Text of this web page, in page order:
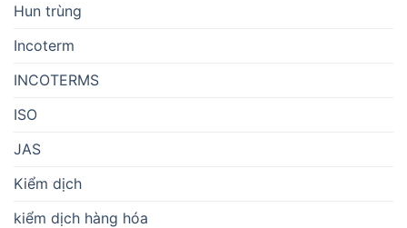
Hun trùng
Incoterm
INCOTERMS
ISO
JAS
Kiểm dịch
kiểm dịch hàng hóa